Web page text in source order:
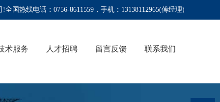
国热线电话：0756-8611559， 手机：13138112965(傅经理)
术服务 人才招聘 留言反馈 联系我们